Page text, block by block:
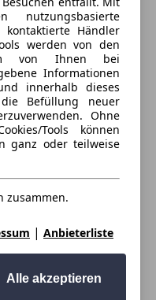
nutzungsbasierte
Händler
werden von den
von Ihnen bei
Informationen
innerhalb dieses
Befüllung neuer
Ohne
Tools können
ganz oder teilweise
zusammen.
| Anbieterliste
Alle akzeptieren